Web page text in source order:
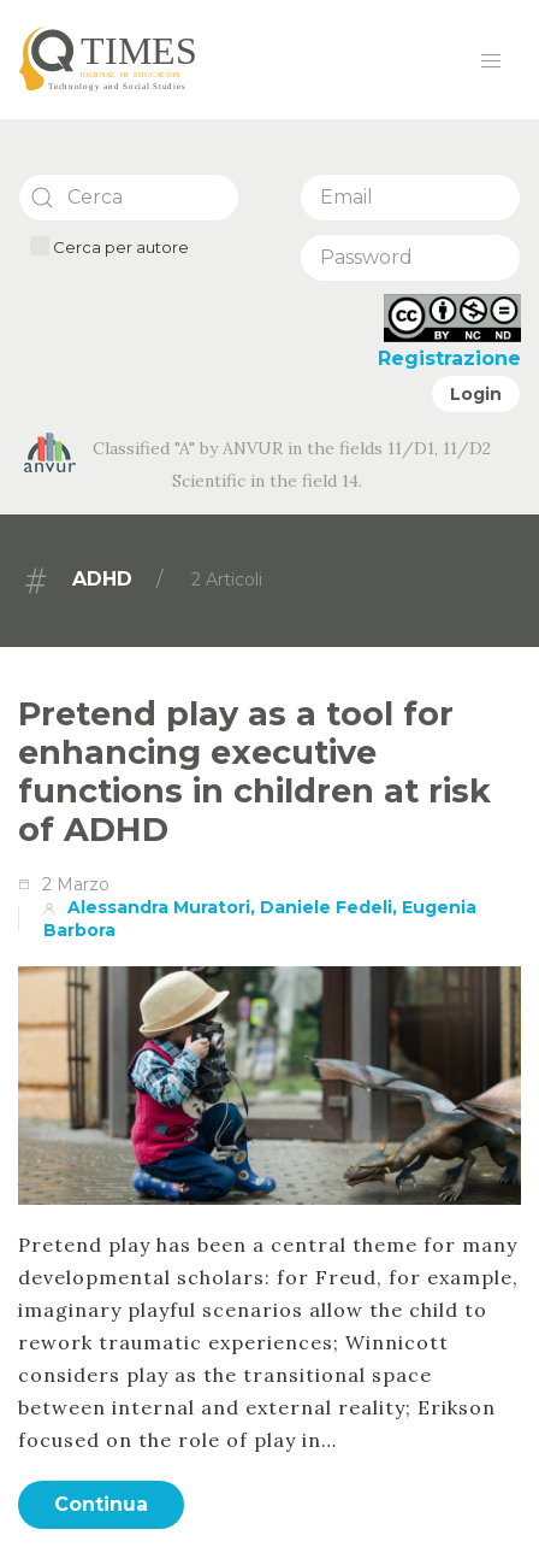
Cerca per autore
Registrazione
Login
Classified "A" by ANVUR in the fields 11/D1, 11/D2
Scientific in the field 14.
ADHD 2 Articoli
Pretend play as a tool for
enhancing executive
functions in children at risk
of ADHD
2 Marzo
Alessandra Muratori, Daniele Fedeli, Eugenia
Barbora
Pretend play has been a central theme for many
developmental scholars: for Freud, for example,
imaginary playful scenarios allow the child to
rework traumatic experiences; Winnicott
considers play as the transitional space
between internal and external reality; Erikson
focused on the role of play in…
Continua